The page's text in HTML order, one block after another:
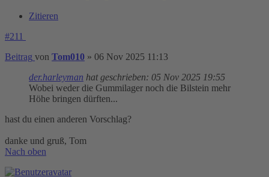
Zitieren
#211
Beitrag von Tom010 » 06 Nov 2025 11:13
der.harleyman hat geschrieben: 05 Nov 2025 19:55
Wobei weder die Gummilager noch die Bilstein mehr
Höhe bringen dürften...
hast du einen anderen Vorschlag?
danke und gruß, Tom
Nach oben